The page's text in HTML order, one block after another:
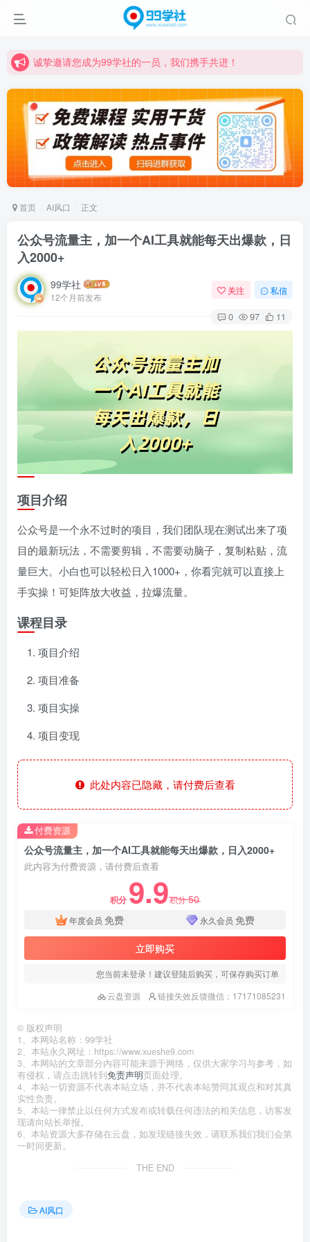
诚挚邀请您成为99学社的一员，我们携手共进！
诚挚邀请您成为99学社的一员，我们携手共进！
学习路上不孤独，99学社与你同行！分享全网优质VIP资源，炒股教程、创业教程、网络营销教程、自媒体短视频教程等，长期更新各大精品创业项目！
首页 AI风口 正文
公众号流量主，加一个AI工具就能每天出爆款，日
入2000+
99学社
12个月前发布
关注 私信
0 97 11
项目介绍
公众号是一个永不过时的项目，我们团队现在测试出来了项
目的最新玩法，不需要剪辑，不需要动脑子，复制粘贴，流
量巨大。小白也可以轻松日入1000+，你看完就可以直接上
手实操！可矩阵放大收益，拉爆流量。
课程目录
项目介绍
项目准备
项目实操
项目变现
此处内容已隐藏，请付费后查看
公众号流量主，加一个AI工具就能每天出爆款，日入2000+
此内容为付费资源，请付费后查看
积分 9.9积分50
年度会员 免费 永久会员 免费
立即购买
您当前未登录！建议登陆后购买，可保存购买订单
云盘资源
链接失效反馈微信：17171085231
付费资源
© 版权声明
1、本网站名称：99学社
2、本站永久网址：https://www.xueshe9.com
3、本网站的文章部分内容可能来源于网络，仅供大家学习与参考，如
有侵权，请点击跳转到免责声明页面处理。
4、本站一切资源不代表本站立场，并不代表本站赞同其观点和对其真
实性负责。
5、本站一律禁止以任何方式发布或转载任何违法的相关信息，访客发
现请向站长举报。
6、本站资源大多存储在云盘，如发现链接失效，请联系我们我们会第
一时间更新。
THE END
AI风口